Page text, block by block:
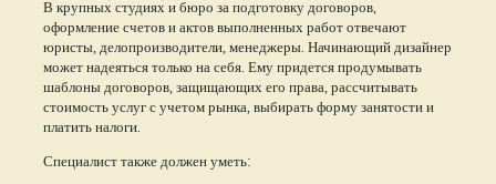
В крупных студиях и бюро за подготовку договоров,
оформление счетов и актов выполненных работ отвечают
юристы, делопроизводители, менеджеры. Начинающий дизайнер
может надеяться только на себя. Ему придется продумывать
шаблоны договоров, защищающих его права, рассчитывать
стоимость услуг с учетом рынка, выбирать форму занятости и
платить налоги.
Специалист также должен уметь: